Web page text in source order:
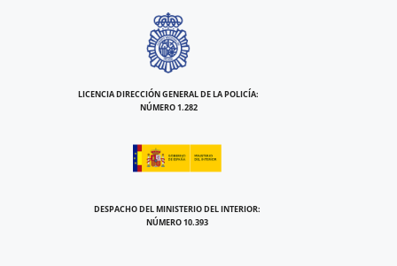
LICENCIA DIRECCIÓN GENERAL DE LA POLICÍA:
NÚMERO 1.282
DESPACHO DEL MINISTERIO DEL INTERIOR:
NÚMERO 10.393